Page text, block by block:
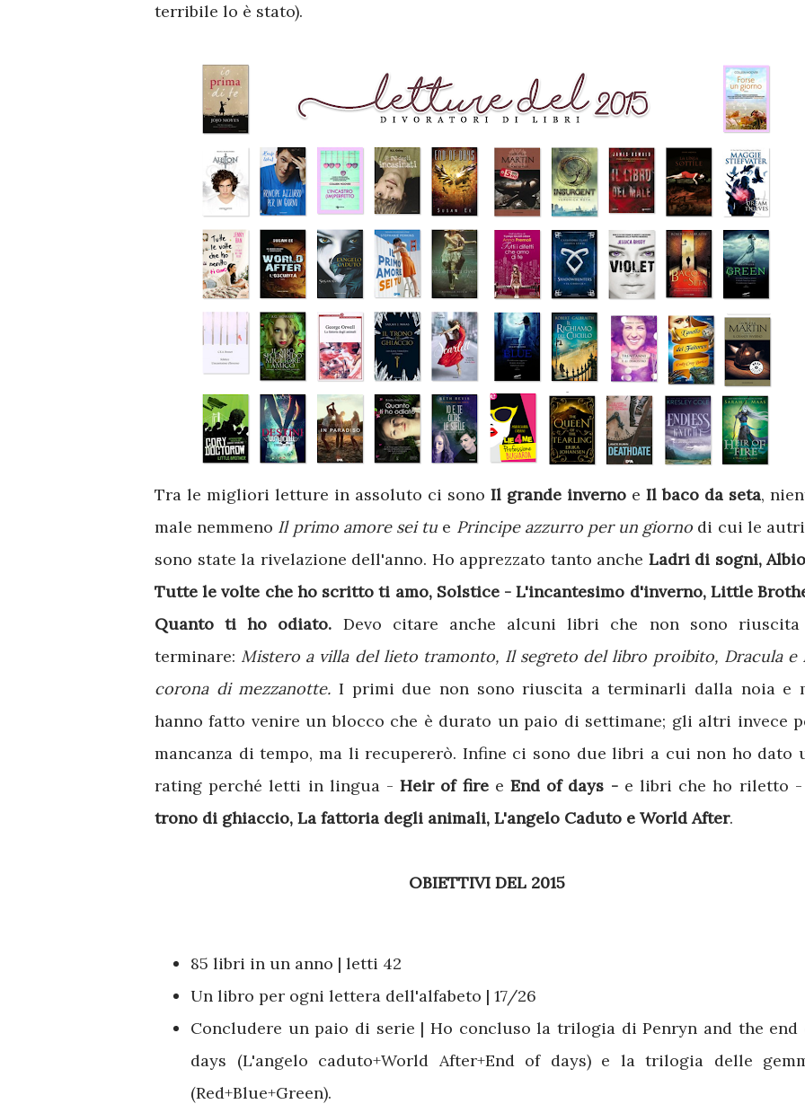
terribile lo è stato).
Tra le migliori letture in assoluto ci sono Il grande inverno e Il baco da seta,
male nemmeno Il primo amore sei tue Principe azzurro per un giorno di cui le
sono state la rivelazione dell'anno. Ho apprezzato tanto anche Ladri di sogni,
Tutte le volte che ho scritto ti amo, Solstice - L'incantesimo d'inverno, Little
Quanto ti ho odiato. Devo citare anche alcuni libri che non sono
terminare: Mistero a villa del lieto tramonto, Il segreto del libro proibito, Dracula e
corona di mezzanotte. I primi due non sono riuscita a terminarli dalla noia e
hanno fatto venire un blocco che è durato un paio di settimane; gli altri invece
mancanza di tempo, ma li recupererò. Infine ci sono due libri a cui non ho dato
rating perché letti in lingua -Heir of fireeEnd of days - e libri che ho riletto
trono di ghiaccio, La fattoria degli animali, L'angelo Caduto e World After.
OBIETTIVI DEL 2015
85 libri in un anno | letti 42
Un libro per ogni lettera dell'alfabeto | 17/26
Concludere un paio di serie | Ho concluso la trilogia di Penryn and the end
days (L'angelo caduto+World After+End of days) e la trilogia delle
(Red+Blue+Green).